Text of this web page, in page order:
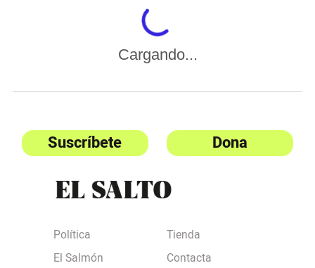
Cargando...
Suscríbete Dona
Política
El Salmón
Tienda
Contacta